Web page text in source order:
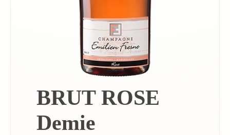
BRUT ROSE
Demie